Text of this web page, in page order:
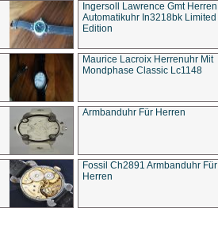
Ingersoll Lawrence Gmt Herren
Automatikuhr In3218bk Limited
Edition
Maurice Lacroix Herrenuhr Mit
Mondphase Classic Lc1148
Armbanduhr Für Herren
Fossil Ch2891 Armbanduhr Für
Herren